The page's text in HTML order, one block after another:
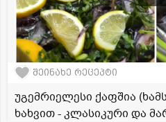
შეინახე რეცეპტი
უგემრიელესი ქაფშია
ხახვით - კლასიკური და